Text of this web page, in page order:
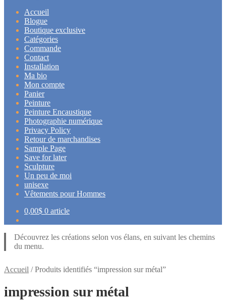
Accueil
Blogue
Boutique exclusive
Catégories
Commande
Contact
Installation
Ma bio
Mon compte
Panier
Peinture
Peinture Encaustique
Photographie numérique
Privacy Policy
Retour de marchandises
Sample Page
Save for later
Sculpture
Un peu de moi
unisexe
Vêtements pour Hommes
0,00$ 0 article
Découvrez les créations selon vos élans, en suivant les chemins
du menu.
Accueil /Produits identifiés “impression sur métal”
impression sur métal